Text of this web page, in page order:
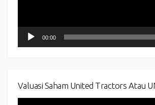
00:00
Valuasi Saham United Tractors Atau